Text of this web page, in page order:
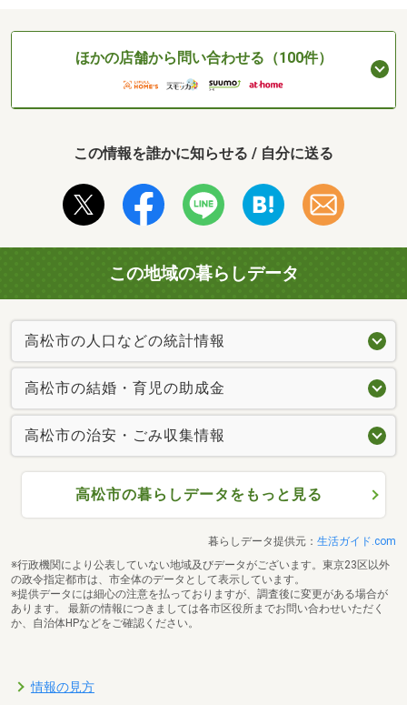
ほかの店舗から問い合わせる（100件）
この情報を誰かに知らせる / 自分に送る
この地域の暮らしデータ
高松市の人口などの統計情報
高松市の結婚・育児の助成金
高松市の治安・ごみ収集情報
高松市の暮らしデータをもっと見る
暮らしデータ提供元： 生活ガイド.com
※行政機関により公表していない地域及びデータがございます。東京23区以外
の政令指定都市は、市全体のデータとして表示しています。
※提供データには細心の注意を払っておりますが、調査後に変更がある場合が
あります。 最新の情報につきましては各市区役所までお問い合わせいただく
か、自治体HPなどをご確認ください。
情報の見方